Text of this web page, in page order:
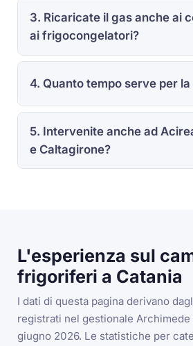
3. Ricaricate il gas anche ai
ai frigocongelatori?
4. Quanto tempo serve per
5. Intervenite anche ad
e Caltagirone?
L'esperienza sul
frigoriferi a Catania
I dati di questa pagina derivano
registrati nel gestionale Archimede
giugno 2026. Le statistiche per